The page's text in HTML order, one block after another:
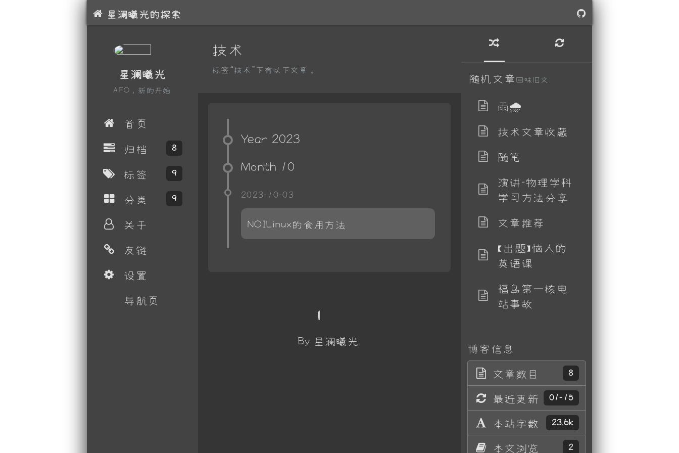
星澜曦光的探索
星澜曦光
AFO，新的开始
首页
归档
8
标签 9
分类 9
关于
友链
设置
导航页
技术
标签“技术”下有以下文章。
Year 2023
Month 10
2023-10-03
NOILinux的食用方法
By 星澜曦光.
随机文章 回味旧文
雨🌧
技术文章收藏
随笔
演讲-物理学科
学习方法分享
文章推荐
【出题】恼人的
英语课
福岛第一核电
站事故
博客信息
文章数目
8
最近更新 01-15
本站字数 23.6k
本文浏览 2